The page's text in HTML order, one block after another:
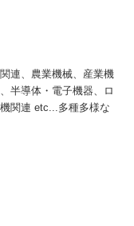
連、農業機械、産業機
半導体・電子機器、ロ
関連 etc...多種多様な